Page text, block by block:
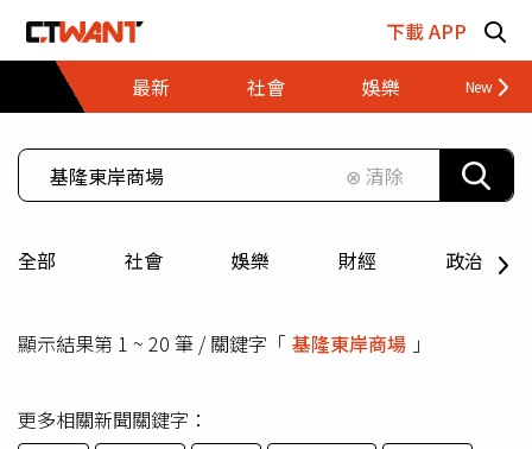
下載 APP
最新
社會 娛樂 財經
⊗ 清除
全部 社會 娛樂 財經 政治
顯示結果第 1 ~ 20 筆 / 關鍵字「 基隆東岸商場 」
更多相關新聞關鍵字：